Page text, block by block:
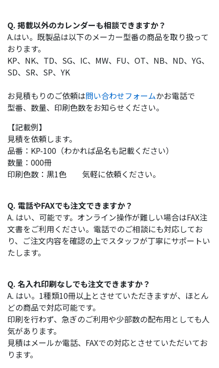
Q. 掲載以外のカレンダーも相談できますか？
A.はい。既製品は以下のメーカー型番の商品を取り扱って
おります。
KP、NK、TD、SG、IC、MW、FU、OT、NB、ND、YG、
SD、SR、SP、YK
お見積もりのご依頼は問い合わせフォームかお電話で
型番、数量、印刷色数をお知らせください。
【記載例】
見積を依頼します。
品番：KP-100（わかれば品名も記載ください）
数量：000冊
印刷色数：黒1色 気軽に依頼ください。
Q. 電話やFAXでも注文できますか？
A. はい、可能です。オンライン操作が難しい場合はFAX注
文書をご利用ください。電話でのご相談にも対応してお
り、ご注文内容を確認の上でスタッフが丁寧にサポートい
たします。
Q. 名入れ印刷なしでも注文できますか？
A. はい。1種類10冊以上とさせていただきますが、ほとん
どの商品で対応可能です。
印刷を行わず、急ぎのご利用や少部数の配布用としても人
気があります。
見積はメールか電話、FAXでの対応とさせていただいてお
ります。